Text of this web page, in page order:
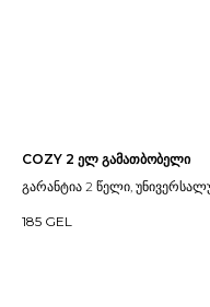
COZY 2 ელ გამათბობელი
გარანტია 2 წელი,
185 GEL